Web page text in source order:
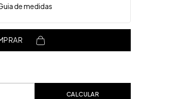
de medidas
CALCULAR